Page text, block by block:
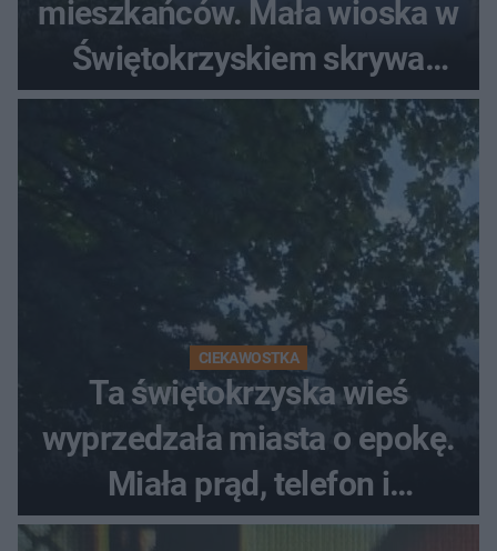
mieszkańców. Mała wioska w
Świętokrzyskiem skrywa
zabytki, bywał tu nawet król
CIEKAWOSTKA
Ta świętokrzyska wieś
wyprzedzała miasta o epokę.
Miała prąd, telefon i
luksusowe auto